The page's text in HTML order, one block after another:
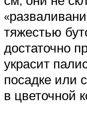
тяжестью
достаточно
украсит
посадке или
в цветочной